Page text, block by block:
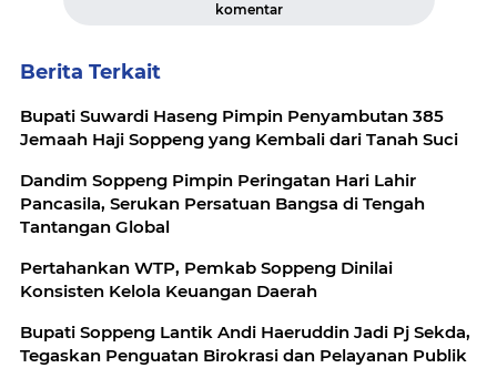
komentar
Berita Terkait
Bupati Suwardi Haseng Pimpin Penyambutan 385
Jemaah Haji Soppeng yang Kembali dari Tanah Suci
Dandim Soppeng Pimpin Peringatan Hari Lahir
Pancasila, Serukan Persatuan Bangsa di Tengah
Tantangan Global
Pertahankan WTP, Pemkab Soppeng Dinilai
Konsisten Kelola Keuangan Daerah
Bupati Soppeng Lantik Andi Haeruddin Jadi Pj Sekda,
Tegaskan Penguatan Birokrasi dan Pelayanan Publik